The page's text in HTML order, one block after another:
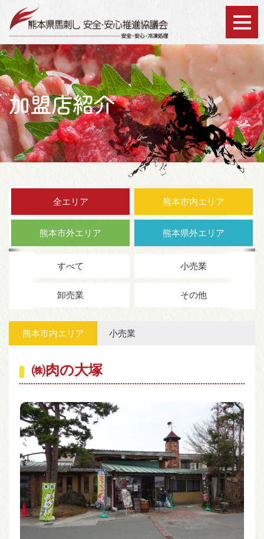
加盟店紹介
全エリア 熊本市内エリア
熊本市外エリア 熊本県外エリア
すべて 小売業
卸売業 その他
熊本市内エリア 小売業
㈱肉の大塚
協議会について
認証シールについて
安全・安心の取り組み
加盟店紹介
お知らせ
096-372-4994
お問い合わせ